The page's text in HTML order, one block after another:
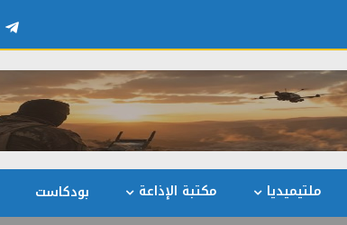
ملتيميديا مكتبة الإذاعة بودكاست